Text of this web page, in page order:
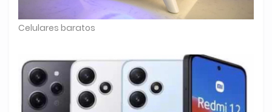
Celulares baratos